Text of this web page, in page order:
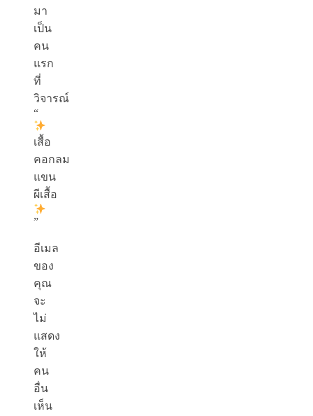
มา
เป็น
คน
แรก
ที่
วิจารณ์
“
เสื้อ
คอกลม
แขน
ผีเสื้อ
”
อีเมล
ของ
คุณ
จะ
ไม่
แสดง
ให้
คน
อื่น
เห็น